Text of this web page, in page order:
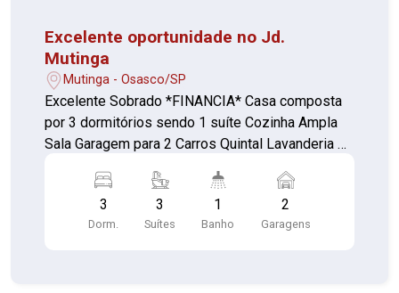
Excelente oportunidade no Jd.
Mutinga
Mutinga - Osasco/SP
Excelente Sobrado *FINANCIA* Casa composta
por 3 dormitórios sendo 1 suíte Cozinha Ampla
Sala Garagem para 2 Carros Quintal Lavanderia 2
dois, sendo 3 cômodos em cima e quatro
embaixo ,tendo a possibilidade de se transforma
em 1 só novamente
3
Dorm.
3
Suítes
1
Banho
2
Garagens